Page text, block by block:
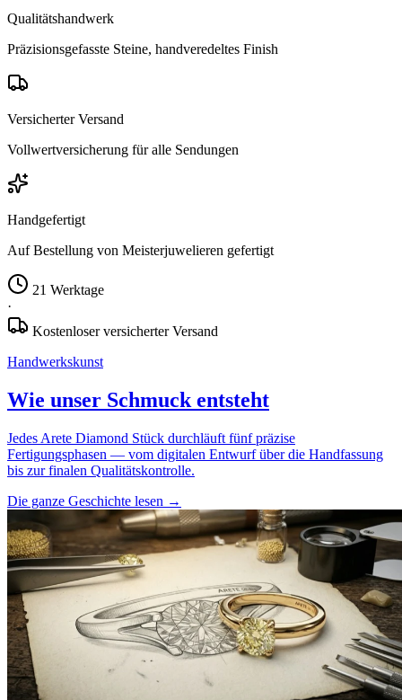
Qualitätshandwerk
Präzisionsgefasste Steine, handveredeltes Finish
Versicherter Versand
Vollwertversicherung für alle Sendungen
Handgefertigt
Auf Bestellung von Meisterjuwelieren gefertigt
21 Werktage
·
Kostenloser versicherter Versand
Handwerkskunst
Wie unser Schmuck entsteht
Jedes Arete Diamond Stück durchläuft fünf präzise
Fertigungsphasen — vom digitalen Entwurf über die Handfassung
bis zur finalen Qualitätskontrolle.
Die ganze Geschichte lesen →